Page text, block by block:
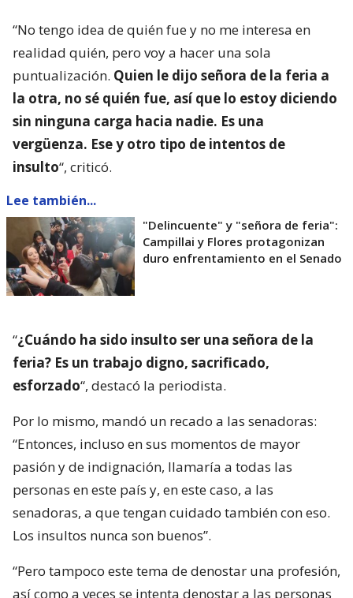
“No tengo idea de quién fue y no me interesa en
realidad quién, pero voy a hacer una sola
puntualización. Quien le dijo señora de la feria a
la otra, no sé quién fue, así que lo estoy diciendo
sin ninguna carga hacia nadie. Es una
vergüenza. Ese y otro tipo de intentos de
insulto“, criticó.
Lee también...
"Delincuente" y "señora de feria":
Campillai y Flores protagonizan
duro enfrentamiento en el Senado
“¿Cuándo ha sido insulto ser una señora de la
feria? Es un trabajo digno, sacrificado,
esforzado“, destacó la periodista.
Por lo mismo, mandó un recado a las senadoras:
“Entonces, incluso en sus momentos de mayor
pasión y de indignación, llamaría a todas las
personas en este país y, en este caso, a las
senadoras, a que tengan cuidado también con eso.
Los insultos nunca son buenos”.
“Pero tampoco este tema de denostar una profesión,
así como a veces se intenta denostar a las personas